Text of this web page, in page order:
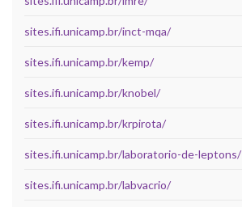
sites.ifi.unicamp.br/inct-mqa/
sites.ifi.unicamp.br/kemp/
sites.ifi.unicamp.br/knobel/
sites.ifi.unicamp.br/krpirota/
sites.ifi.unicamp.br/laboratorio-de-leptons/
sites.ifi.unicamp.br/labvacrio/